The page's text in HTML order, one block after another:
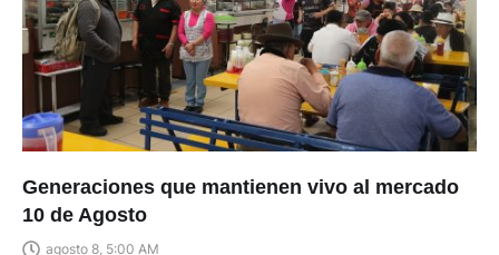
Generaciones que mantienen vivo al mercado
10 de Agosto
agosto 8, 5:00 AM